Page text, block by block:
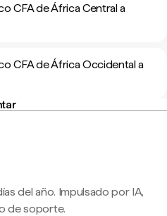
CFA de África Central a
CFA de África Occidental a
del año. Impulsado por IA,
de soporte.